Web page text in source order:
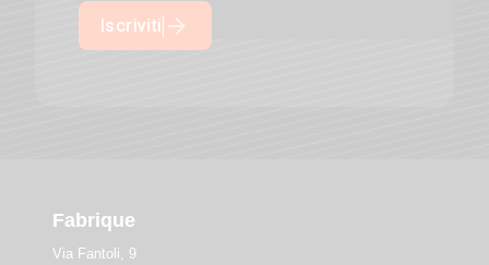
Iscriviti
Fabrique
Via Fantoli, 9